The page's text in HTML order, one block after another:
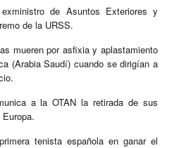
de Asuntos Exteriores y
de la URSS.
mueren por asfixia y aplastamiento
(Arabia Saudí) cuando se dirigían a
a la OTAN la retirada de sus
tenista española en ganar el